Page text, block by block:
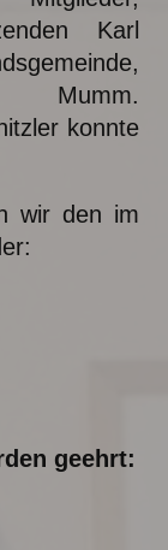
Karl
Mumm.
konnte
wir den im
geehrt: